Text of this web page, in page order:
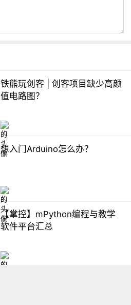
铁熊玩创客 | 创客项目缺少高颜
值电路图？
想入门Arduino怎么办？
【掌控】mPython编程与教学
软件平台汇总